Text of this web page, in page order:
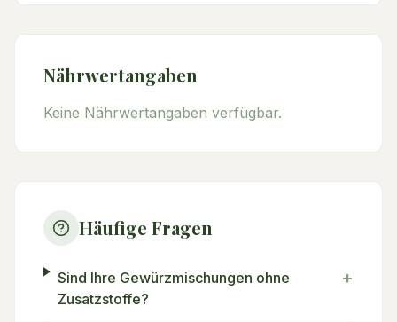
Nährwertangaben
Keine Nährwertangaben verfügbar.
Häufige Fragen
Sind Ihre Gewürzmischungen ohne
Zusatzstoffe?
+